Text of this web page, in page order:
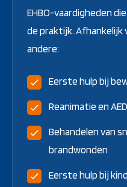
EHBO-vaardigheden
de praktijk. Afhankelijk
andere:
Eerste hulp bij
Reanimatie en
Behandelen van
brandwonden
Eerste hulp bij